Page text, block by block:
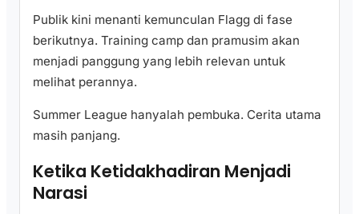
Publik kini menanti kemunculan Flagg di fase
berikutnya. Training camp dan pramusim akan
menjadi panggung yang lebih relevan untuk
melihat perannya.
Summer League hanyalah pembuka. Cerita utama
masih panjang.
Ketika Ketidakhadiran Menjadi
Narasi